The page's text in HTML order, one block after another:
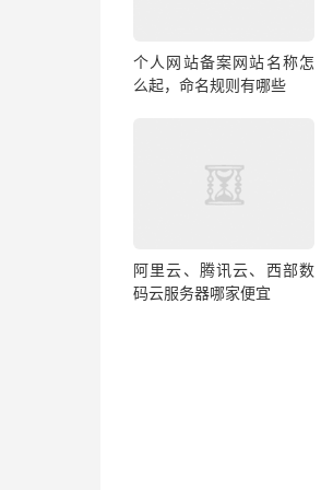
个人网站备案网站名称怎
么起，命名规则有哪些
阿里云、腾讯云、西部数
码云服务器哪家便宜